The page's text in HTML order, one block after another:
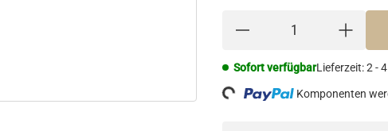
Sofort verfügbarLieferzeit:2 -
Loading... Komponenten